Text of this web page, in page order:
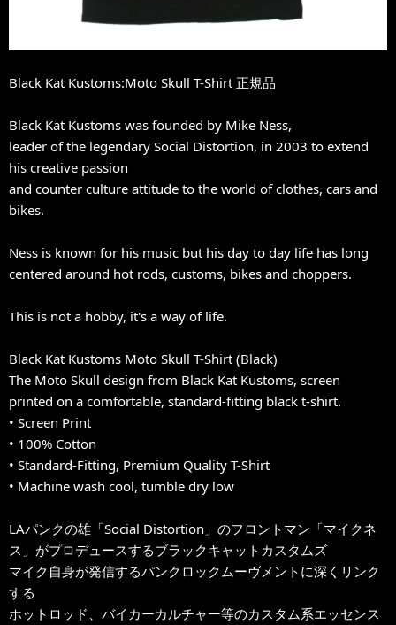
Black Kat Kustoms:Moto Skull T-Shirt 正規品
Black Kat Kustoms was founded by Mike Ness,
leader of the legendary Social Distortion, in 2003 to extend
his creative passion
and counter culture attitude to the world of clothes, cars and
bikes.
Ness is known for his music but his day to day life has long
centered around hot rods, customs, bikes and choppers.
This is not a hobby, it's a way of life.
Black Kat Kustoms Moto Skull T-Shirt (Black)
The Moto Skull design from Black Kat Kustoms, screen
printed on a comfortable, standard-fitting black t-shirt.
• Screen Print
• 100% Cotton
• Standard-Fitting, Premium Quality T-Shirt
• Machine wash cool, tumble dry low
LAパンクの雄「Social Distortion」のフロントマン「マイクネ
ス」がプロデュースするブラックキャットカスタムズ
マイク自身が発信するパンクロックムーヴメントに深くリンク
する
ホットロッド、バイカーカルチャー等のカスタム系エッセンス